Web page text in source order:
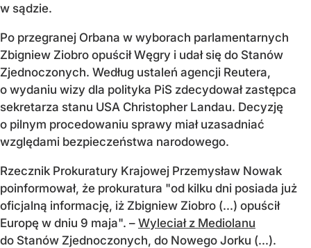
w sądzie.
Po przegranej Orbana w wyborach parlamentarnych
Zbigniew Ziobro opuścił Węgry i udał się do Stanów
Zjednoczonych. Według ustaleń agencji Reutera,
o wydaniu wizy dla polityka PiS zdecydował zastępca
sekretarza stanu USA Christopher Landau. Decyzję
o pilnym procedowaniu sprawy miał uzasadniać
względami bezpieczeństwa narodowego.
Rzecznik Prokuratury Krajowej Przemysław Nowak
poinformował, że prokuratura "od kilku dni posiada już
oficjalną informację, iż Zbigniew Ziobro (...) opuścił
Europę w dniu 9 maja". – Wyleciał z Mediolanu
do Stanów Zjednoczonych, do Nowego Jorku (...).